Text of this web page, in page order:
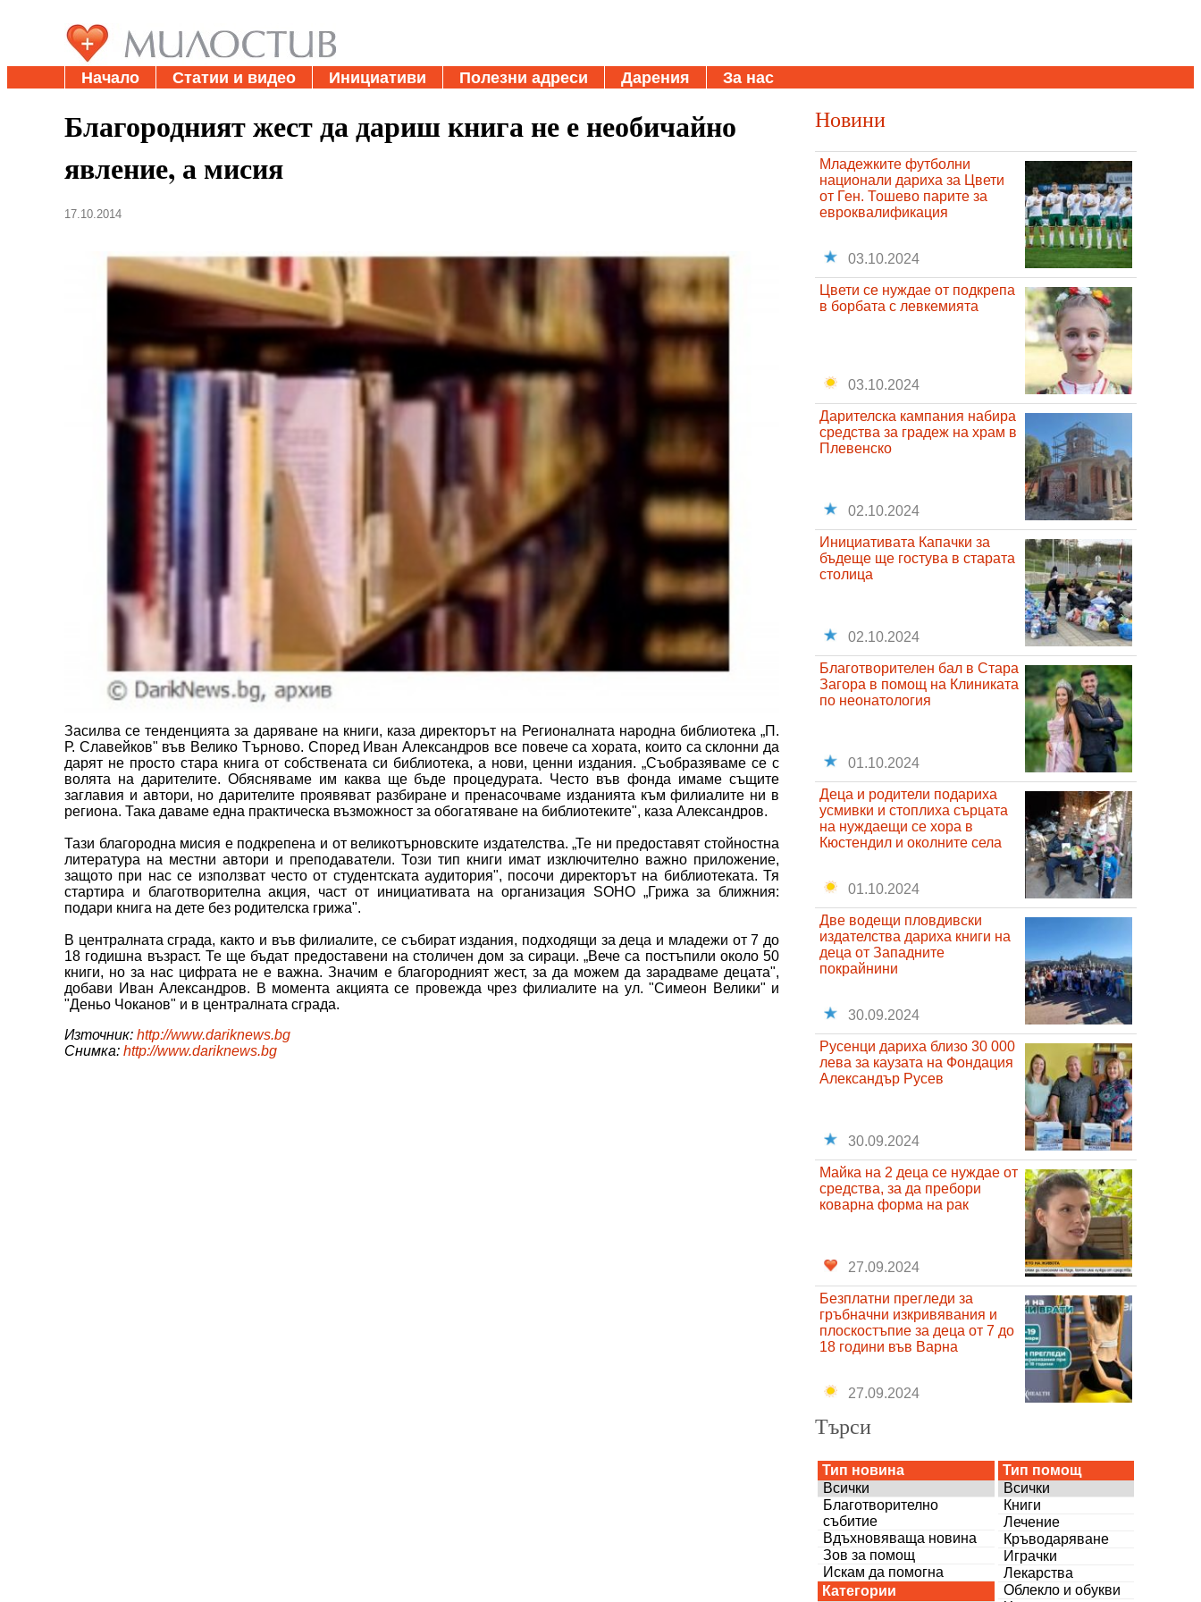
Начало Статии и видео Инициативи Полезни адреси Дарения За нас
Благородният жест да дариш книга не е необичайно
явление, а мисия
17.10.2014
Засилва се тенденцията за даряване на книги, каза директорът на Регионалната народна библиотека „П.
Р. Славейков" във Велико Търново. Според Иван Александров все повече са хората, които са склонни да
дарят не просто стара книга от собствената си библиотека, а нови, ценни издания. „Съобразяваме се с
волята на дарителите. Обясняваме им каква ще бъде процедурата. Често във фонда имаме същите
заглавия и автори, но дарителите проявяват разбиране и пренасочваме изданията към филиалите ни в
региона. Така даваме една практическа възможност за обогатяване на библиотеките", каза Александров.
Тази благородна мисия е подкрепена и от великотърновските издателства. „Те ни предоставят стойностна
литература на местни автори и преподаватели. Този тип книги имат изключително важно приложение,
защото при нас се използват често от студентската аудитория", посочи директорът на библиотеката. Тя
стартира и благотворителна акция, част от инициативата на организация SOHO „Грижа за ближния:
подари книга на дете без родителска грижа".
В централната сграда, както и във филиалите, се събират издания, подходящи за деца и младежи от 7 до
18 годишна възраст. Те ще бъдат предоставени на столичен дом за сираци. „Вече са постъпили около 50
книги, но за нас цифрата не е важна. Значим е благородният жест, за да можем да зарадваме децата",
добави Иван Александров. В момента акцията се провежда чрез филиалите на ул. "Симеон Велики" и
"Деньо Чоканов" и в централната сграда.
Източник: http://www.dariknews.bg
Снимка: http://www.dariknews.bg
Новини
Младежките футболни
национали дариха за Цвети
от Ген. Тошево парите за
евроквалификация
03.10.2024
Цвети се нуждае от подкрепа
в борбата с левкемията
03.10.2024
Дарителска кампания набира
средства за градеж на храм в
Плевенско
02.10.2024
Инициативата Капачки за
бъдеще ще гостува в старата
столица
02.10.2024
Благотворителен бал в Стара
Загора в помощ на Клиниката
по неонатология
01.10.2024
Деца и родители подариха
усмивки и стоплиха сърцата
на нуждаещи се хора в
Кюстендил и околните села
01.10.2024
Две водещи пловдивски
издателства дариха книги на
деца от Западните
покрайнини
30.09.2024
Русенци дариха близо 30 000
лева за каузата на Фондация
Александър Русев
30.09.2024
Майка на 2 деца се нуждае от
средства, за да пребори
коварна форма на рак
27.09.2024
Безплатни прегледи за
гръбначни изкривявания и
плоскостъпие за деца от 7 до
18 години във Варна
27.09.2024
Търси
Тип новина
Всички
Благотворително
събитие
Вдъхновяваща новина
Зов за помощ
Искам да помогна
Категории
Тип помощ
Всички
Книги
Лечение
Кръводаряване
Играчки
Лекарства
Облекло и обукви